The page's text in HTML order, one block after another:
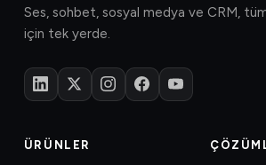
Ses, sohbet, sosyal medya ve CRM,
için tek yerde.
ÜRÜNLER